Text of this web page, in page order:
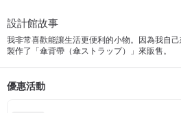
設計館故事
我非常喜歡能讓生活更便利的小物。因為我自
製作了「傘背帶（傘ストラップ）」來販售。
優惠活動